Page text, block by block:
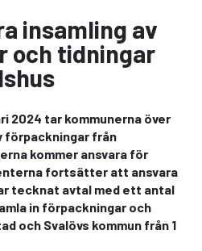
insamling av
och tidningar
2024 tar kommunerna över
förpackningar från
kommer ansvara för
fortsätter att ansvara
tecknat avtal med ett antal
in förpackningar och
och Svalövs kommun från 1